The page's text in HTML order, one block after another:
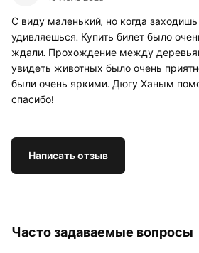
С виду маленький, но когда
удивляешься. Купить билет было
ждали. Прохождение между
увидеть животных было очень
были очень яркими. Дюгу Ханым
спасибо!
Написать отзыв
Часто задаваемые вопросы